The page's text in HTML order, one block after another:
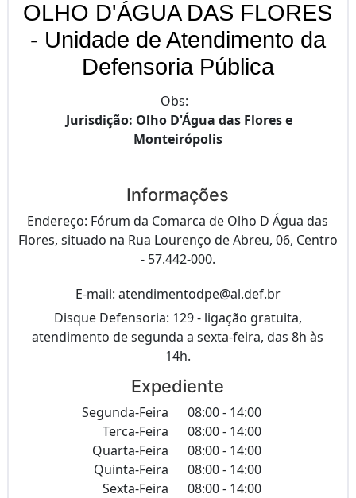
OLHO D'ÁGUA DAS FLORES
- Unidade de Atendimento da
Defensoria Pública
Obs:
Jurisdição: Olho D'Água das Flores e
Monteirópolis
Informações
Endereço: Fórum da Comarca de Olho D Água das
Flores, situado na Rua Lourenço de Abreu, 06, Centro
- 57.442-000.
E-mail: atendimentodpe@al.def.br
Disque Defensoria: 129 - ligação gratuita,
atendimento de segunda a sexta-feira, das 8h às
14h.
Expediente
Segunda-Feira
08:00 - 14:00
Terca-Feira
08:00 - 14:00
Quarta-Feira
08:00 - 14:00
Quinta-Feira
08:00 - 14:00
Sexta-Feira
08:00 - 14:00